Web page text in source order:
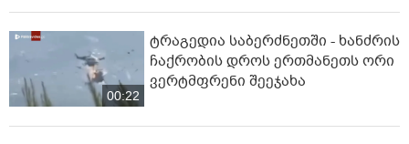
00:22
ტრაგედია საბერძნეთში - ხანძრის
ჩაქრობის დროს ერთმანეთს ორი
ვერტმფრენი შეეჯახა